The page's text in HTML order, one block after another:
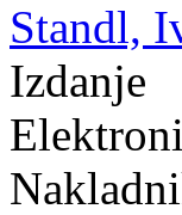
Standl,
Izdanje